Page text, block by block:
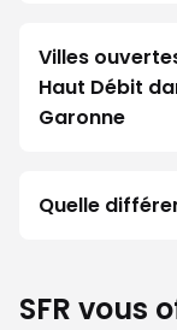
Villes
Haut Débit
Garonne
Quelle
SFR vous